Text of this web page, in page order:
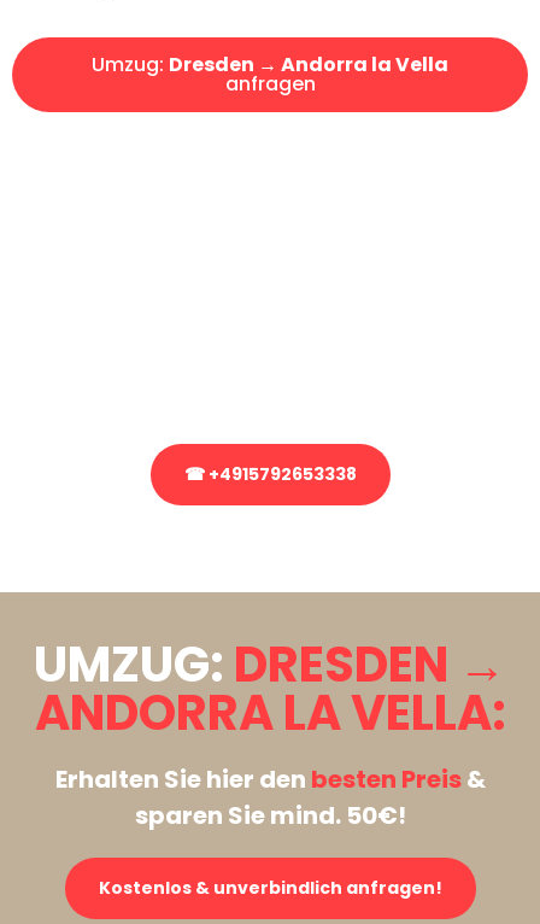
Umzug: Dresden → Andorra la Vella
anfragen
☎ +4915792653338
UMZUG: DRESDEN →
ANDORRA LA VELLA:
Erhalten Sie hier den besten Preis&
sparen Sie mind. 50€!
Kostenlos & unverbindlich anfragen!